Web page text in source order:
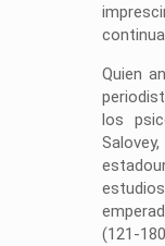
Quien
los
(121-